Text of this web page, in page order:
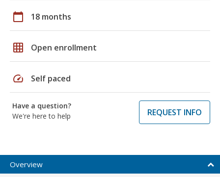
calendar_today 18 months
grid_on Open enrollment
speed Self paced
Have a question?
We're here to help
REQUEST INFO
Overview